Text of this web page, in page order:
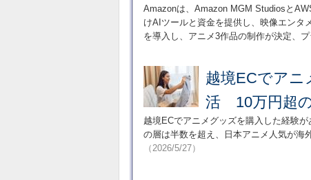
Amazonは、Amazon MGM Studiosと
けAIツールと資金を提供し、映像エンタ
を導入し、アニメ3作品の制作が決定、
越境ECでアニ
活 10万円超
越境ECでアニメグッズを購入した経験
の層は半数を超え、日本アニメ人気が海
（2026/5/27）